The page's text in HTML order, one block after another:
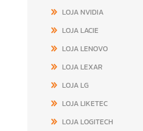
LOJA NVIDIA
LOJA LACIE
LOJA LENOVO
LOJA LEXAR
LOJA LG
LOJA LIKETEC
LOJA LOGITECH